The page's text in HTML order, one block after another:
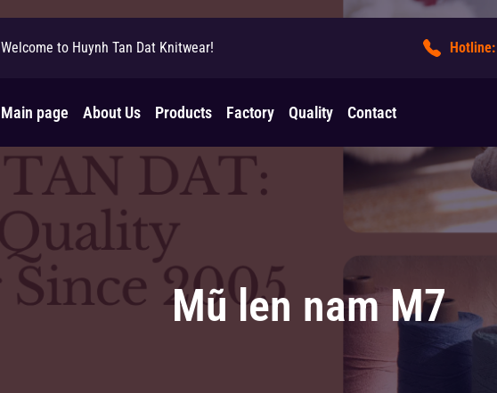
Welcome to Huynh Tan Dat Knitwear! Hotline:
Main page About Us Products Factory Quality Contact
Mũ len nam M7